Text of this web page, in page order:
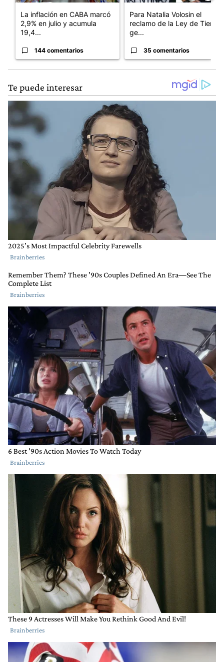
La inflación en CABA marcó
2,9% en julio y acumula
19,4...
144 comentarios
Para Natalia Volosin el
reclamo de la Ley de Tierras
ge...
35 comentarios